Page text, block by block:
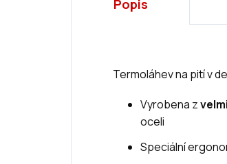
Popis
Termoláhev na pití v
Vyrobena z
oceli
Speciální